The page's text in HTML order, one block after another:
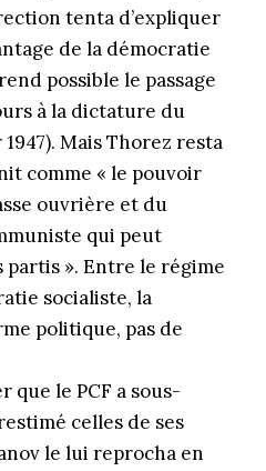
tenta d’expliquer
de la démocratie
possible le passage
à la dictature du
Mais Thorez resta
comme « le pouvoir
ouvrière et du
qui peut
partis ». Entre le régime
socialiste, la
politique, pas de
que le PCF a sous-
celles de ses
le lui reprocha en